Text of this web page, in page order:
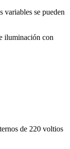
variables se pueden
iluminación con
de 220 voltios